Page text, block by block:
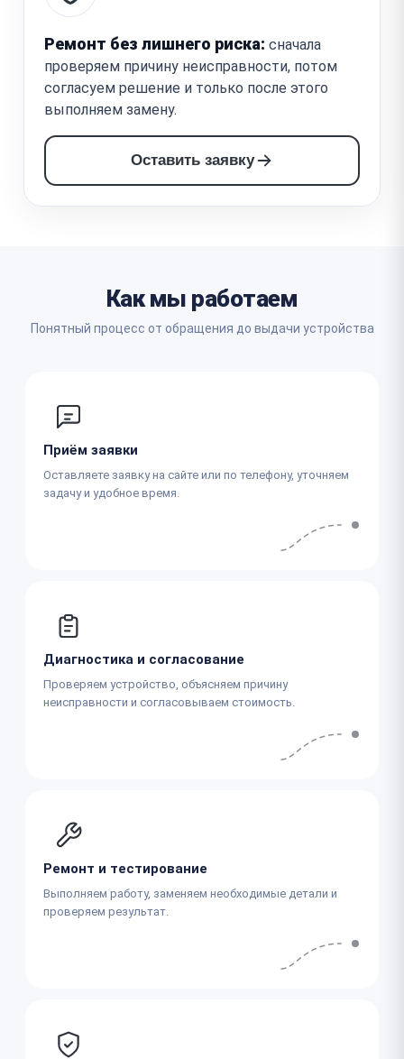
Ремонт без лишнего риска: сначала
проверяем причину неисправности, потом
согласуем решение и только после этого
выполняем замену.
Оставить заявку
Как мы работаем
Понятный процесс от обращения до выдачи устройства
Приём заявки
Оставляете заявку на сайте или по телефону, уточняем
задачу и удобное время.
Диагностика и согласование
Проверяем устройство, объясняем причину
неисправности и согласовываем стоимость.
Ремонт и тестирование
Выполняем работу, заменяем необходимые детали и
проверяем результат.